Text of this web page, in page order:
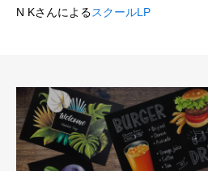
N KさんによるスクールLP